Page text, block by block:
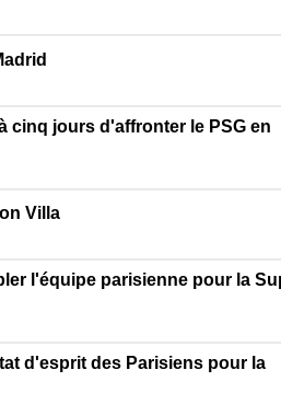
cinq jours d'affronter le PSG en
Villa
l'équipe parisienne pour la
d'esprit des Parisiens pour la